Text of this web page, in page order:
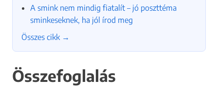
o
r
á
c
ó
ELKÜLDÖM AZ ADATOKAT
egyeztetés céljából.
Ha kérdésed van, írhatsz azinfo@szalontuning.hu
vagy kereshetsz a
A smink nem mindig fiatalít – jó poszttéma
sminkeseknek, ha jól írod meg
Összes cikk →
Összefoglalás